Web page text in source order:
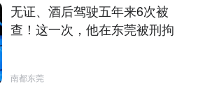
无证、酒后驾驶五年来6次被
查！这一次，他在东莞被刑拘
南都东莞